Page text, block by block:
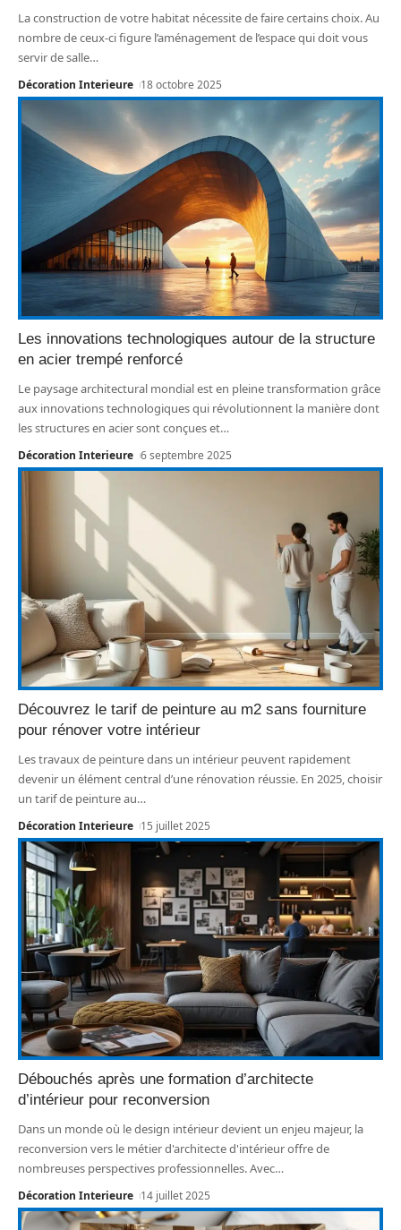
La construction de votre habitat nécessite de faire certains choix. Au
nombre de ceux-ci figure l’aménagement de l’espace qui doit vous
servir de salle…
Décoration Interieure 18 octobre 2025
Les innovations technologiques autour de la structure
en acier trempé renforcé
Le paysage architectural mondial est en pleine transformation grâce
aux innovations technologiques qui révolutionnent la manière dont
les structures en acier sont conçues et…
Décoration Interieure 6 septembre 2025
Découvrez le tarif de peinture au m2 sans fourniture
pour rénover votre intérieur
Les travaux de peinture dans un intérieur peuvent rapidement
devenir un élément central d’une rénovation réussie. En 2025, choisir
un tarif de peinture au…
Décoration Interieure 15 juillet 2025
Débouchés après une formation d’architecte
d’intérieur pour reconversion
Dans un monde où le design intérieur devient un enjeu majeur, la
reconversion vers le métier d'architecte d'intérieur offre de
nombreuses perspectives professionnelles. Avec…
Décoration Interieure 14 juillet 2025